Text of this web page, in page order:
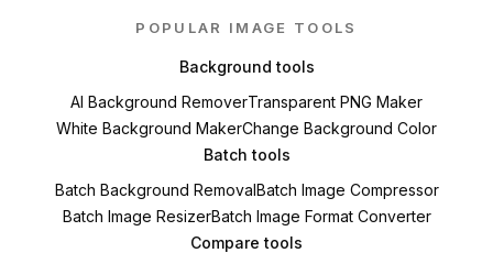
POPULAR IMAGE TOOLS
Background tools
AI Background RemoverTransparent PNG Maker
White Background MakerChange Background Color
Batch tools
Batch Background RemovalBatch Image Compressor
Batch Image ResizerBatch Image Format Converter
Compare tools